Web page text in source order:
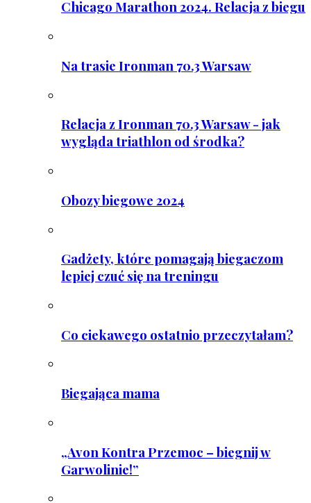
Chicago Marathon 2024. Relacja z biegu
Na trasie Ironman 70.3 Warsaw
Relacja z Ironman 70.3 Warsaw - jak
wygląda triathlon od środka?
Obozy biegowe 2024
Gadżety, które pomagają biegaczom
lepiej czuć się na treningu
Co ciekawego ostatnio przeczytałam?
Biegająca mama
„Avon Kontra Przemoc – biegnij w
Garwolinie!”